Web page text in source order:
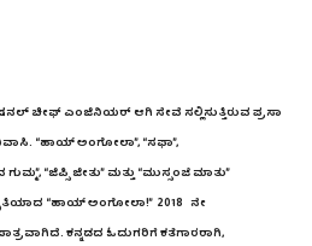
ಚೀಫ್ ಎಂಜಿನಿಯರ್ ಆಗಿ ಸೇವೆ ಸಲ್ಲಿಸುತ್ತಿರುವ ಪ್ರಸಾ
“ಹಾಯ್ ಅಂಗೋಲಾ”, “ಸಫಾ”,
“ಜಿಪ್ಸಿ ಜೀತು” ಮತ್ತು “ಮುಸ್ಸಂಜೆ ಮಾತು”
“ಹಾಯ್ ಅಂಗೋಲಾ!” 2018 ನೇ
ಕನ್ನಡದ ಓದುಗರಿಗೆ ಕತೆಗಾರರಾಗಿ,